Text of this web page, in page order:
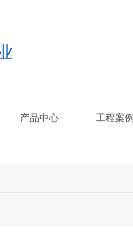
产品中心 工程案例